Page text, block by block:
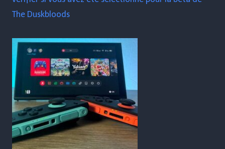
The Duskbloods